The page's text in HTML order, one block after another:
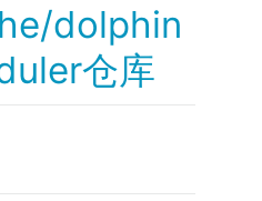
dolphin
仓库